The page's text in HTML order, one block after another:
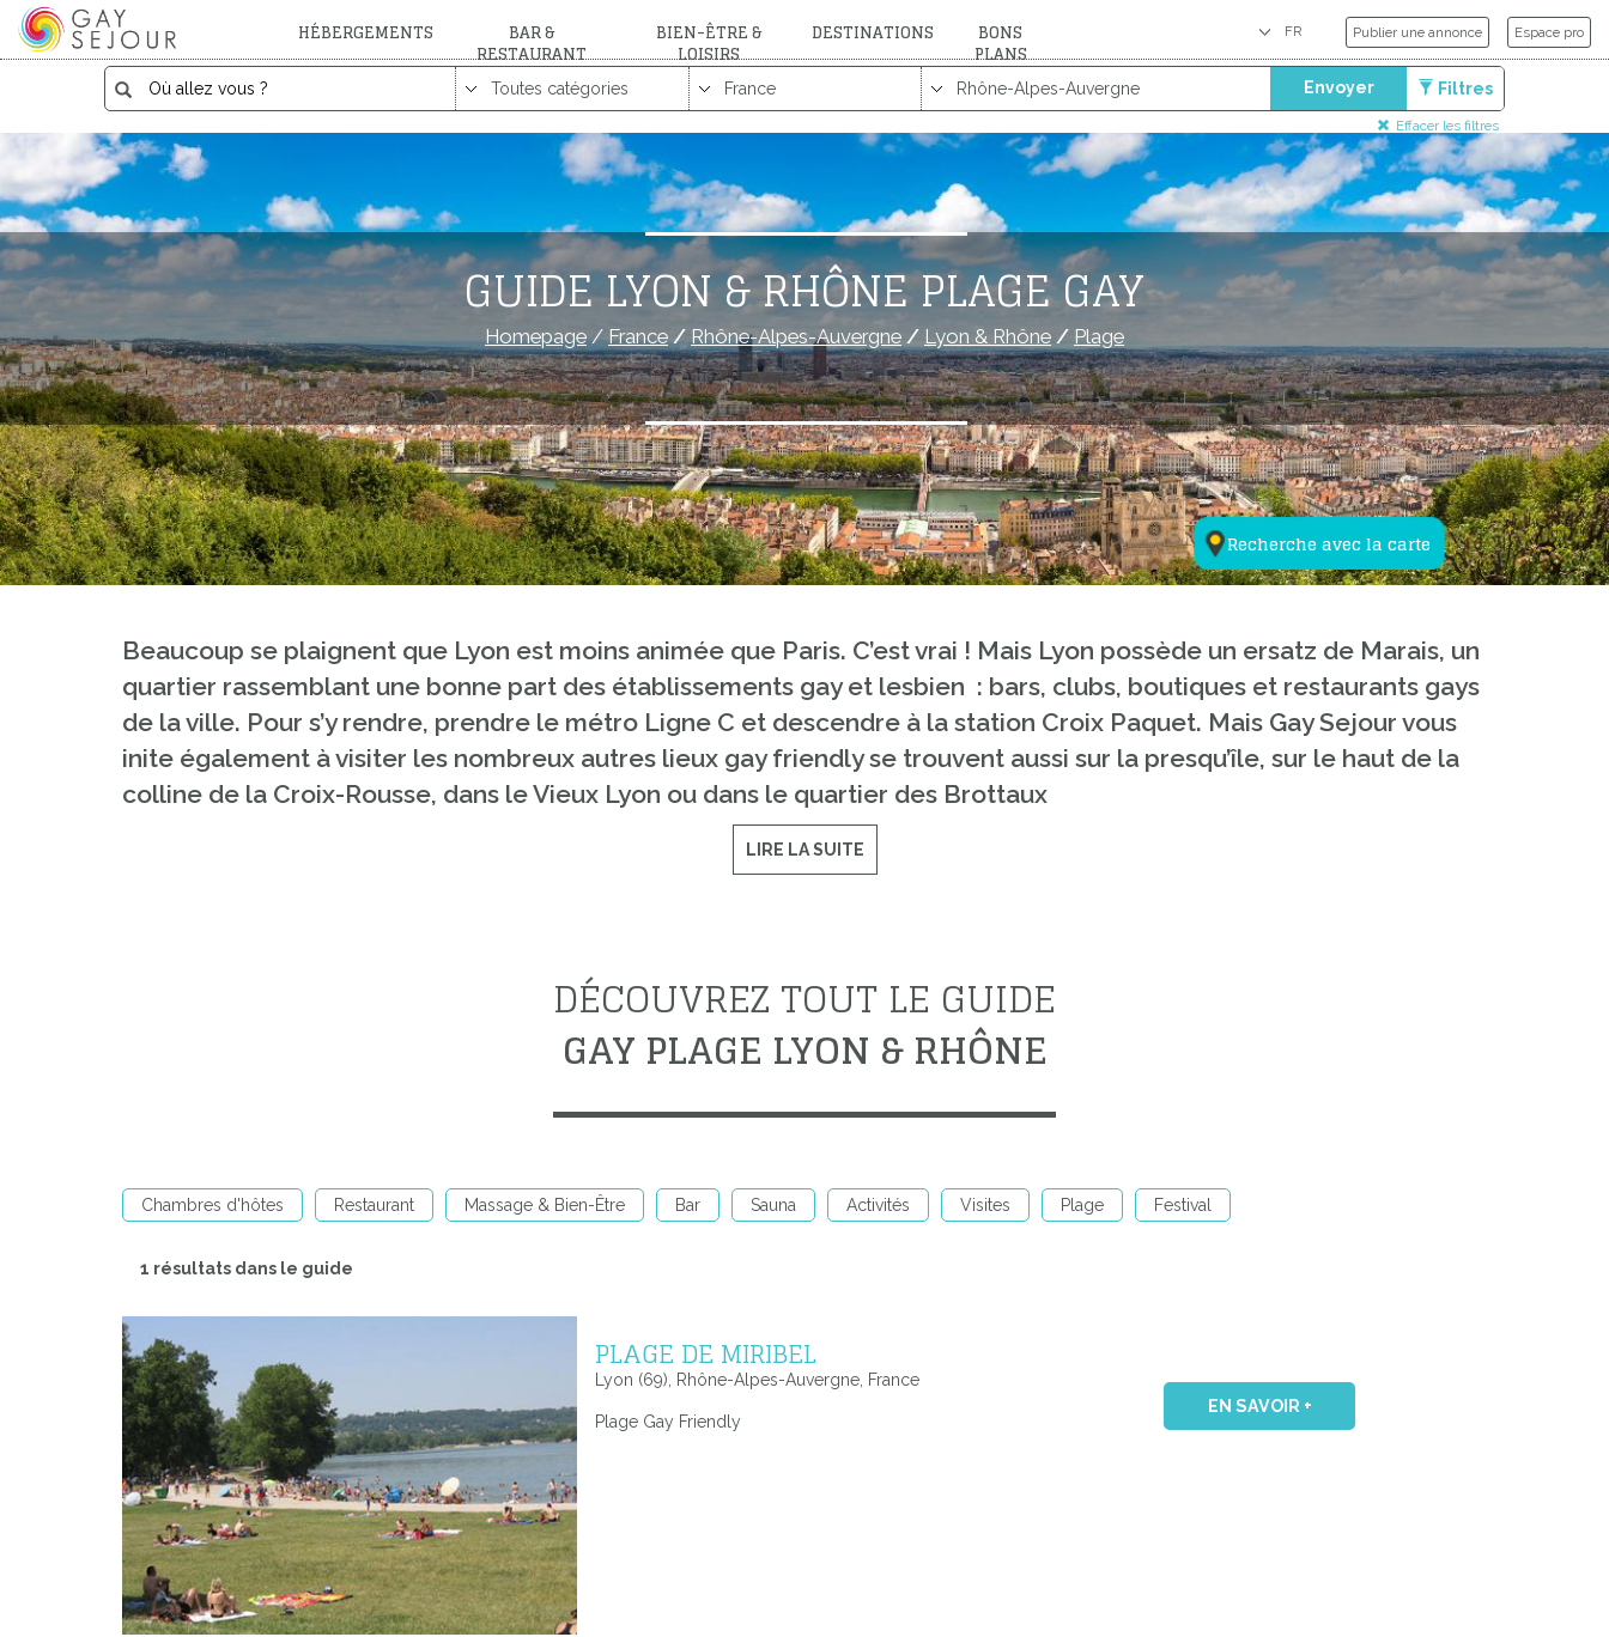
HÉBERGEMENTS BAR &
RESTAURANT
BIEN-ÊTRE &
LOISIRS
DESTINATIONS BONS
PLANS
Publier une annonce Espace pro
Envoyer Filtres
Effacer les filtres
Recherche avec la carte
GUIDE LYON & RHÔNE PLAGE GAY
Homepage/France/ Rhône-Alpes-Auvergne / Lyon & Rhône / Plage
Beaucoup se plaignent que Lyon est moins animée que Paris. C’est vrai ! Mais Lyon possède un ersatz de Marais, un
quartier rassemblant une bonne part des établissements gay et lesbien : bars, clubs, boutiques et restaurants gays
de la ville. Pour s’y rendre, prendre le métro Ligne C et descendre à la station Croix Paquet. Mais Gay Sejour vous
inite également à visiter les nombreux autres lieux gay friendly se trouvent aussi sur la presqu’île, sur le haut de la
colline de la Croix-Rousse, dans le Vieux Lyon ou dans le quartier des Brottaux
LIRE LA SUITE
DÉCOUVREZ TOUT LE GUIDE
GAY PLAGE LYON & RHÔNE
Chambres d'hôtes Restaurant Massage & Bien-Être Bar Sauna Activités Visites Plage Festival
1 résultats dans le guide
PLAGE DE MIRIBEL
Lyon (69), Rhône-Alpes-Auvergne, France
Plage Gay Friendly
EN SAVOIR +